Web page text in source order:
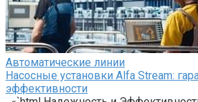
Автоматические линии
Насосные установки Alfa Stream:
эффективности